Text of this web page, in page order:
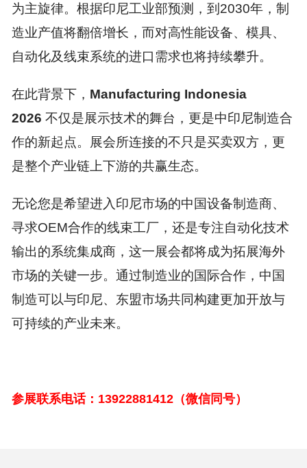
为主旋律。根据印尼工业部预测，到2030年，制
造业产值将翻倍增长，而对高性能设备、模具、
自动化及线束系统的进口需求也将持续攀升。
在此背景下， Manufacturing Indonesia
2026 不仅是展示技术的舞台，更是中印尼制造合
作的新起点。展会所连接的不只是买卖双方，更
是整个产业链上下游的共赢生态。
无论您是希望进入印尼市场的中国设备制造商、
寻求OEM合作的线束工厂，还是专注自动化技术
输出的系统集成商，这一展会都将成为拓展海外
市场的关键一步。通过制造业的国际合作，中国
制造可以与印尼、东盟市场共同构建更加开放与
可持续的产业未来。
参展联系电话：13922881412（微信同号）